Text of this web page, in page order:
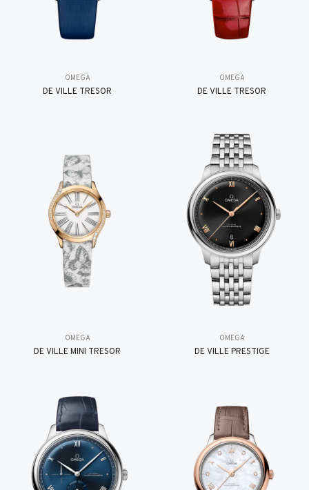
OMEGA
DE VILLE TRESOR
OMEGA
DE VILLE TRESOR
OMEGA
DE VILLE MINI TRÉSOR
OMEGA
DE VILLE PRESTIGE